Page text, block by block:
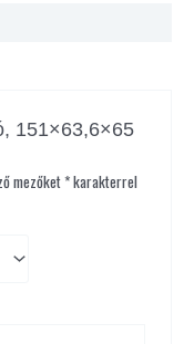
151×63,6×65
mezőket*karakterrel